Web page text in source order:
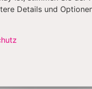
mit
Brote
Details und